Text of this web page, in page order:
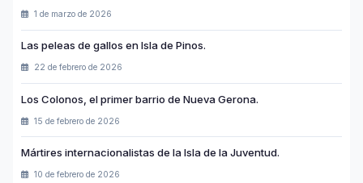
1 de marzo de 2026
Las peleas de gallos en Isla de Pinos.
22 de febrero de 2026
Los Colonos, el primer barrio de Nueva Gerona.
15 de febrero de 2026
Mártires internacionalistas de la Isla de la Juventud.
10 de febrero de 2026